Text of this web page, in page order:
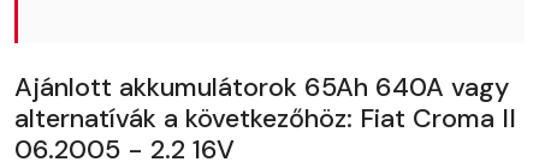
Ajánlott akkumulátorok 65Ah 640A vagy
alternatívák a következőhöz: Fiat Croma II
06.2005 - 2.2 16V